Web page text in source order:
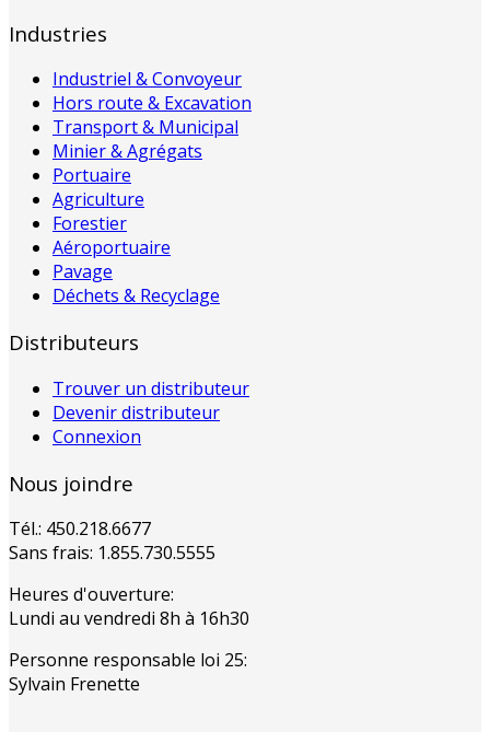
Industries
Industriel & Convoyeur
Hors route & Excavation
Transport & Municipal
Minier & Agrégats
Portuaire
Agriculture
Forestier
Aéroportuaire
Pavage
Déchets & Recyclage
Distributeurs
Trouver un distributeur
Devenir distributeur
Connexion
Nous joindre
Tél.: 450.218.6677
Sans frais: 1.855.730.5555
Heures d'ouverture:
Lundi au vendredi 8h à 16h30
Personne responsable loi 25:
Sylvain Frenette